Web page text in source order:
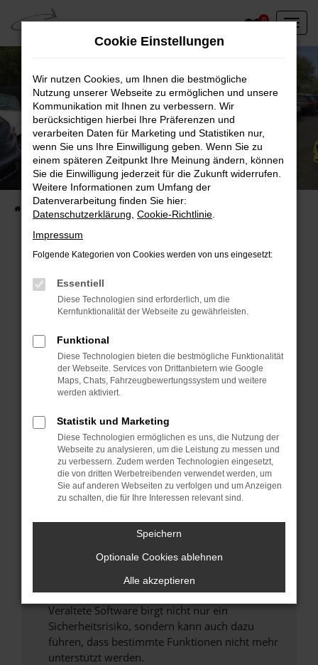
Zum
Hauptinhalt
springen
0
Unser Fahrzeugbestand vor Ort
Entdecken Sie unsere sofort verfügbaren
Fahrzeugangebote
Fehler: Network Error
Beim Laden ist ein Fehler aufgetreten.
Hier sind ein paar Tipps, die dir helfen können:
Überprüfe deine Firewall und deine
Internetverbindung.
Laden andere Webseiten, zum Beispiel deine
Suchmaschine?
Manche Erweiterungen, wie Werbeblocker,
können das Laden bestimmter Seiten
verhindern. Funktioniert die Seite in einem
anderen Browser oder in einem privaten
Fenster?
Das kann manchmal helfen, vorübergehende
Probleme zu beheben.
Stelle sicher, dass dein Browser und dein
Betriebssystem auf dem neuesten Stand
sind.
Veraltete Software birgt nicht nur ein
Sicherheitsrisiko, sondern kann auch dazu
führen, dass bestimmte Funktionen nicht mehr
unterstützt werden.
Cookie Einstellungen
Wir nutzen Cookies, um Ihnen die bestmögliche
Nutzung unserer Webseite zu ermöglichen und unsere
Kommunikation mit Ihnen zu verbessern. Wir
berücksichtigen hierbei Ihre Präferenzen und
verarbeiten Daten für Marketing und Statistiken nur,
wenn Sie uns Ihre Einwilligung geben. Wenn Sie zu
einem späteren Zeitpunkt Ihre Meinung ändern, können
Sie die Einwilligung jederzeit für die Zukunft widerrufen.
Weitere Informationen zum Umfang der
Datenverarbeitung finden Sie hier:
Datenschutzerklärung Cookie-Richtlinie
Impressum
Folgende Kategorien von Cookies werden von uns eingesetzt:
Essentiell
Diese Technologien sind erforderlich, um die
Kernfunktionalität der Webseite zu gewährleisten.
Funktional
Diese Technologien bieten die bestmögliche Funktionalität
der Webseite. Services von Drittanbietern wie Google
Maps, Chats, Fahrzeugbewertungssystem und weitere
werden aktiviert.
Statistik und Marketing
Diese Technologien ermöglichen es uns, die Nutzung der
Webseite zu analysieren, um die Leistung zu messen und
zu verbessern. Zudem werden Technologien eingesetzt,
die von dritten Werbetreibenden verwendet werden, um
Sie auf anderen Webseiten zu verfolgen und um Anzeigen
zu schalten, die für Ihre Interessen relevant sind.
Speichern
Optionale Cookies ablehnen
Alle akzeptieren